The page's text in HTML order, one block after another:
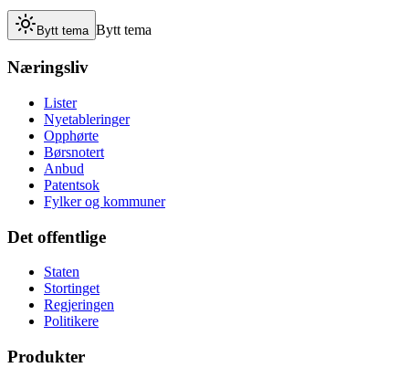
Bytt tema Bytt tema
Næringsliv
Lister
Nyetableringer
Opphørte
Børsnotert
Anbud
Patentsok
Fylker og kommuner
Det offentlige
Staten
Stortinget
Regjeringen
Politikere
Produkter